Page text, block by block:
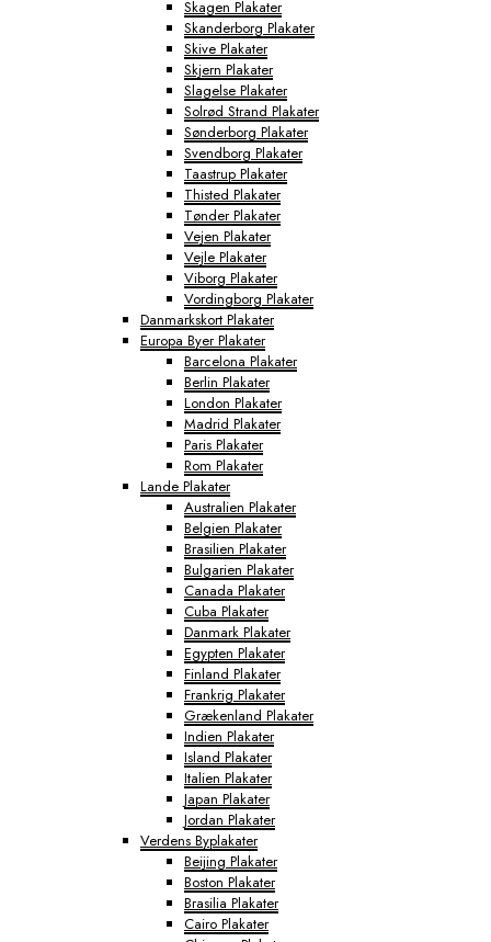
Skagen Plakater
Skanderborg Plakater
Skive Plakater
Skjern Plakater
Slagelse Plakater
Solrød Strand Plakater
Sønderborg Plakater
Svendborg Plakater
Taastrup Plakater
Thisted Plakater
Tønder Plakater
Vejen Plakater
Vejle Plakater
Viborg Plakater
Vordingborg Plakater
Danmarkskort Plakater
Europa Byer Plakater
Barcelona Plakater
Berlin Plakater
London Plakater
Madrid Plakater
Paris Plakater
Rom Plakater
Lande Plakater
Australien Plakater
Belgien Plakater
Brasilien Plakater
Bulgarien Plakater
Canada Plakater
Cuba Plakater
Danmark Plakater
Egypten Plakater
Finland Plakater
Frankrig Plakater
Grækenland Plakater
Indien Plakater
Island Plakater
Italien Plakater
Japan Plakater
Jordan Plakater
Verdens Byplakater
Beijing Plakater
Boston Plakater
Brasilia Plakater
Cairo Plakater